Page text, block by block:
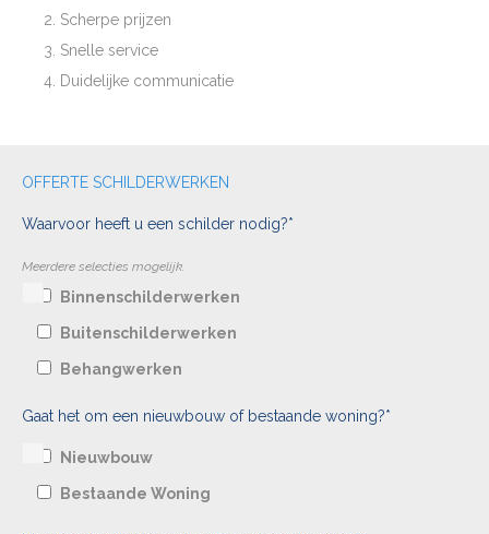
Scherpe prijzen
Snelle service
Duidelijke communicatie
OFFERTE SCHILDERWERKEN
Waarvoor heeft u een schilder nodig?*
Meerdere selecties mogelijk.
Binnenschilderwerken
Buitenschilderwerken
Behangwerken
Gaat het om een nieuwbouw of bestaande woning?*
Nieuwbouw
Bestaande Woning